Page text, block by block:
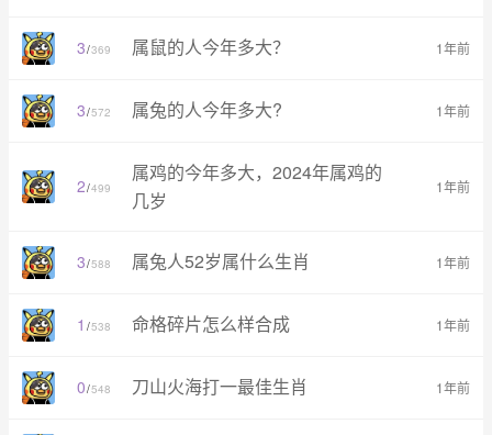
3/369 属鼠的人今年多大？ 1年前
3/572 属兔的人今年多大? 1年前
2/499
属鸡的今年多大，2024年属鸡的
几岁
1年前
3/588 属兔人52岁属什么生肖 1年前
1 /538 命格碎片怎么样合成 1年前
0/548 刀山火海打一最佳生肖 1年前